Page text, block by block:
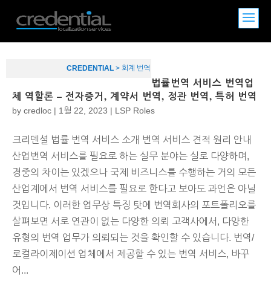
CREDENTIAL > 회계 번역
법률번역 서비스 번역업
체 역할론 – 전자증거, 계약서 번역, 정관 번역, 특허 번역
by credloc | 1월 22, 2023 | LSP Roles
크리덴셜 법률 번역 서비스 소개 번역 서비스 견적 원리 안내
산업번역 서비스를 필요로 하는 실무 분야는 실로 다양하며,
경중의 차이는 있겠으나 국제 비즈니스를 수행하는 거의 모든
산업계에서 번역 서비스를 필요로 한다고 보아도 과언은 아닐
것입니다. 이러한 업무상 특징 탓에 번역회사의 포트폴리오를
살펴보면 서로 연관이 없는 다양한 의뢰 고객사에서, 다양한
유형의 번역 업무가 의뢰되는 것을 확인할 수 있습니다. 번역/
로컬라이제이션 업체에서 제공할 수 있는 번역 서비스, 바꾸
어...